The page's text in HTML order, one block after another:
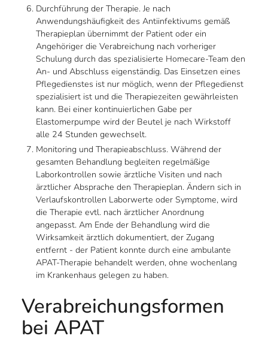
Durchführung der Therapie. Je nach
Anwendungshäufigkeit des Antiinfektivums gemäß
Therapieplan übernimmt der Patient oder ein
Angehöriger die Verabreichung nach vorheriger
Schulung durch das spezialisierte Homecare-Team den
An- und Abschluss eigenständig. Das Einsetzen eines
Pflegedienstes ist nur möglich, wenn der Pflegedienst
spezialisiert ist und die Therapiezeiten gewährleisten
kann. Bei einer kontinuierlichen Gabe per
Elastomerpumpe wird der Beutel je nach Wirkstoff
alle 24 Stunden gewechselt.
Monitoring und Therapieabschluss. Während der
gesamten Behandlung begleiten regelmäßige
Laborkontrollen sowie ärztliche Visiten und nach
ärztlicher Absprache den Therapieplan. Ändern sich in
Verlaufskontrollen Laborwerte oder Symptome, wird
die Therapie evtl. nach ärztlicher Anordnung
angepasst. Am Ende der Behandlung wird die
Wirksamkeit ärztlich dokumentiert, der Zugang
entfernt - der Patient konnte durch eine ambulante
APAT-Therapie behandelt werden, ohne wochenlang
im Krankenhaus gelegen zu haben.
Verabreichungsformen
bei APAT